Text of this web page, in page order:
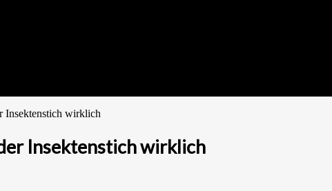
Insektenstich wirklich
Insektenstich wirklich